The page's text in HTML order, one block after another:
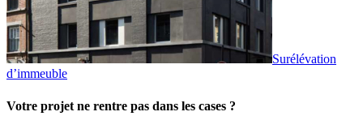
Surélévation
d’immeuble
Votre projet ne rentre pas dans les cases ?